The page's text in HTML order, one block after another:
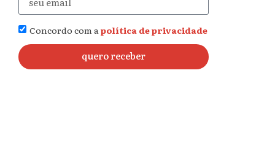
Concordo com a política de privacidade
quero receber